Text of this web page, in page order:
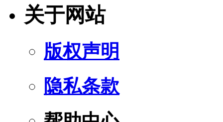
关于网站
版权声明
隐私条款